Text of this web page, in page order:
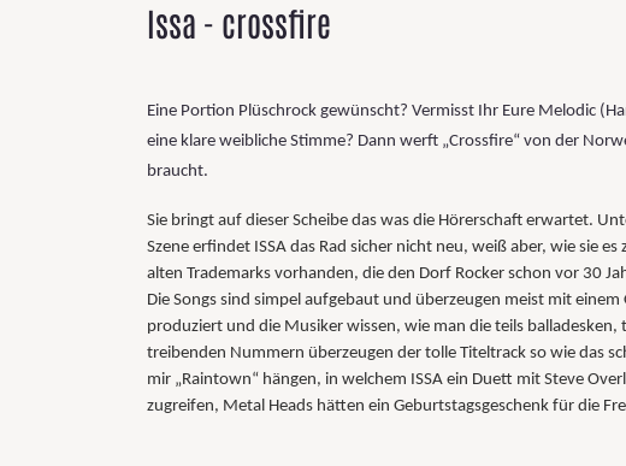
Issa - crossfire
Eine Portion Plüschrock gewünscht? Vermisst Ihr Eure Melodic
eine klare weibliche Stimme? Dann werft „Crossfire“ von der
braucht.
Sie bringt auf dieser Scheibe das was die Hörerschaft erwartet.
Szene erfindet ISSA das Rad sicher nicht neu, weiß aber, wie sie
alten Trademarks vorhanden, die den Dorf Rocker schon vor 30
Die Songs sind simpel aufgebaut und überzeugen meist mit
produziert und die Musiker wissen, wie man die teils balladesken,
treibenden Nummern überzeugen der tolle Titeltrack so wie das
mir „Raintown“ hängen, in welchem ISSA ein Duett mit Steve
zugreifen, Metal Heads hätten ein Geburtstagsgeschenk für die